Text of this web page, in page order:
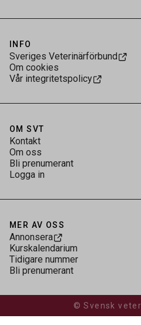
INFO
Sveriges Veterinärförbund
Om cookies
Vår integritetspolicy
OM SVT
Kontakt
Om oss
Bli prenumerant
Logga in
MER AV OSS
Annonsera
Kurskalendarium
Tidigare nummer
Bli prenumerant
© Svensk